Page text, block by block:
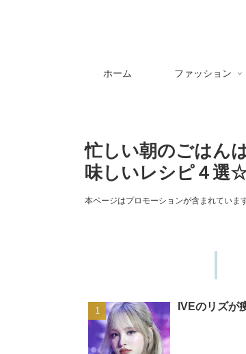
ホーム ファッション
忙しい朝のごはん
味しいレシピ４選
本ページはプロモーションが含まれていま
IVEのリズが